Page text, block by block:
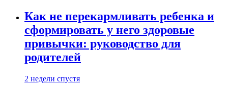
Как не перекармливать ребенка и
сформировать у него здоровые
привычки: руководство для
родителей
2 недели спустя